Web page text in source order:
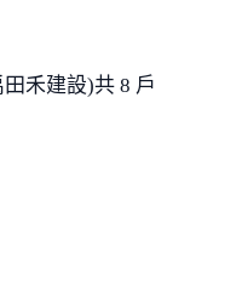
禾建設)共 8 戶